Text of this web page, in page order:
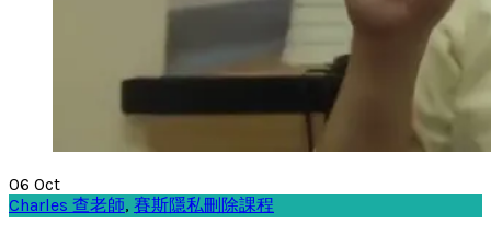
06 Oct
Charles 查老師, 賽斯隱私刪除課程